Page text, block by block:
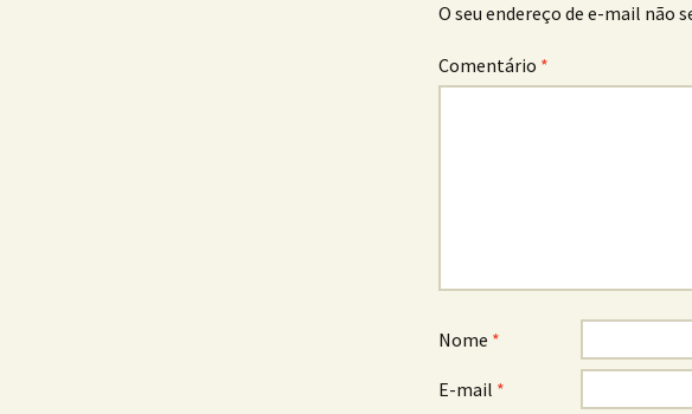
O seu endereço de e-mail não
Comentário *
Nome *
E-mail *